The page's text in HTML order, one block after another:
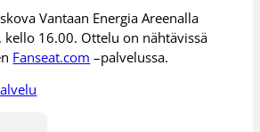
Vantaan Energia Areenalla
16.00. Ottelu on nähtävissä
Fanseat.com –palvelussa.